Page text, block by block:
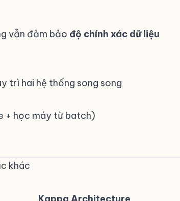
vẫn đảm bảo độ chính xác dữ liệu
trì hai hệ thống song song
+ học máy từ batch)
khác